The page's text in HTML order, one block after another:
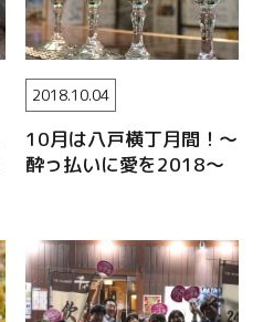
10月は八戸横丁月間！〜
酔っ払いに愛を2018〜
2018.10.04